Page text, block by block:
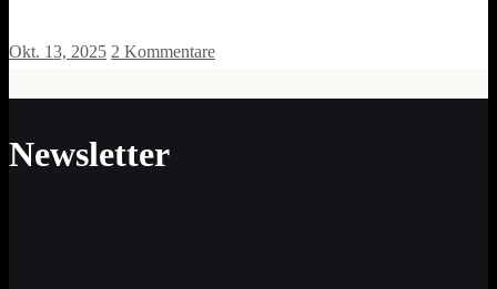
Okt. 13, 2025 2 Kommentare
Newsletter